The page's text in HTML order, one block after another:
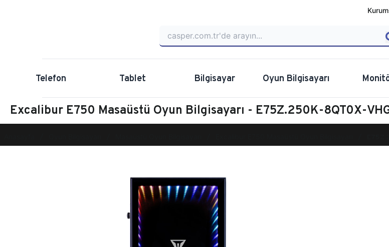
Telefon Tablet Bilgisayar Oyun Bilgisayarı
Excalibur E750 Masaüstü Oyun Bilgisayarı - E75Z.250K-8QT0X-